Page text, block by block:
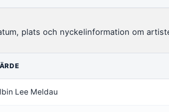
plats och nyckelinformation om
Lee Meldau